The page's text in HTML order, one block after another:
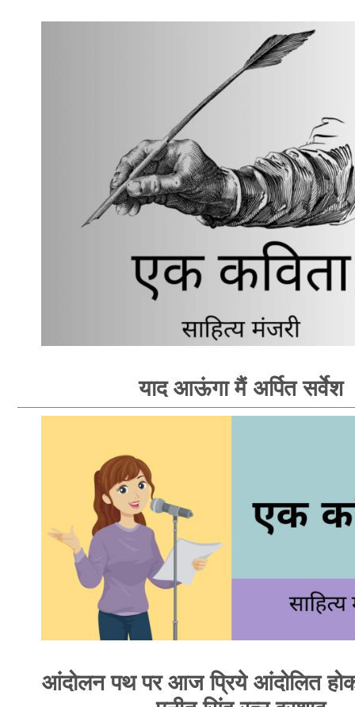
याद आऊंगा मैं अर्पित सर्वेश
आंदोलन पथ पर आज प्रिये आंदोलित